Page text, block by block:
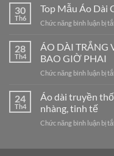
30
Th6
Top Mẫu Áo Dài
Chức năng bình luận bị
28
Th4
ÁO DÀI TRẮNG
BAO GIỜ PHAI
Chức năng bình luận bị
24
Th4
Áo dài truyền
nhàng, tinh tế
Chức năng bình luận bị